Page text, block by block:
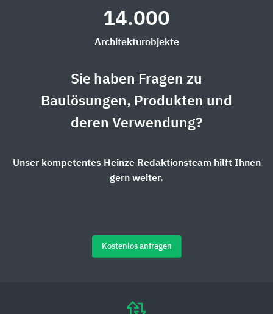
14.000
Architekturobjekte
Sie haben Fragen zu
Baulösungen, Produkten und
deren Verwendung?
Unser kompetentes Heinze Redaktionsteam hilft Ihnen
gern weiter.
Kostenlos anfragen